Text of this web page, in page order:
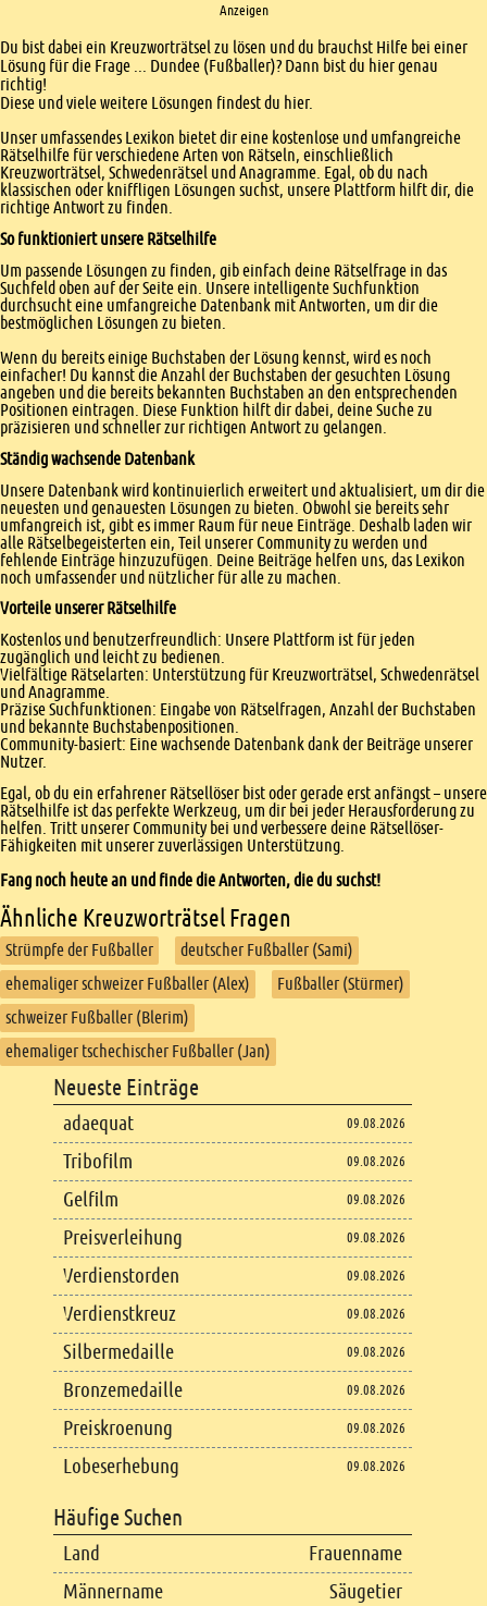
Anzeigen
Einleitung
Du bist dabei ein Kreuzworträtsel zu lösen und du brauchst Hilfe bei einer
Lösung für die Frage ... Dundee (Fußballer)? Dann bist du hier genau
richtig!
Diese und viele weitere Lösungen findest du hier.
Unser umfassendes Lexikon bietet dir eine kostenlose und umfangreiche
Rätselhilfe für verschiedene Arten von Rätseln, einschließlich
Kreuzworträtsel, Schwedenrätsel und Anagramme. Egal, ob du nach
klassischen oder kniffligen Lösungen suchst, unsere Plattform hilft dir, die
richtige Antwort zu finden.
So funktioniert unsere Rätselhilfe
Um passende Lösungen zu finden, gib einfach deine Rätselfrage in das
Suchfeld oben auf der Seite ein. Unsere intelligente Suchfunktion
durchsucht eine umfangreiche Datenbank mit Antworten, um dir die
bestmöglichen Lösungen zu bieten.
Wenn du bereits einige Buchstaben der Lösung kennst, wird es noch
einfacher! Du kannst die Anzahl der Buchstaben der gesuchten Lösung
angeben und die bereits bekannten Buchstaben an den entsprechenden
Positionen eintragen. Diese Funktion hilft dir dabei, deine Suche zu
präzisieren und schneller zur richtigen Antwort zu gelangen.
Ständig wachsende Datenbank
Unsere Datenbank wird kontinuierlich erweitert und aktualisiert, um dir die
neuesten und genauesten Lösungen zu bieten. Obwohl sie bereits sehr
umfangreich ist, gibt es immer Raum für neue Einträge. Deshalb laden wir
alle Rätselbegeisterten ein, Teil unserer Community zu werden und
fehlende Einträge hinzuzufügen. Deine Beiträge helfen uns, das Lexikon
noch umfassender und nützlicher für alle zu machen.
Vorteile unserer Rätselhilfe
Kostenlos und benutzerfreundlich: Unsere Plattform ist für jeden
zugänglich und leicht zu bedienen.
Vielfältige Rätselarten: Unterstützung für Kreuzworträtsel, Schwedenrätsel
und Anagramme.
Präzise Suchfunktionen: Eingabe von Rätselfragen, Anzahl der Buchstaben
und bekannte Buchstabenpositionen.
Community-basiert: Eine wachsende Datenbank dank der Beiträge unserer
Nutzer.
Egal, ob du ein erfahrener Rätsellöser bist oder gerade erst anfängst – unsere
Rätselhilfe ist das perfekte Werkzeug, um dir bei jeder Herausforderung zu
helfen. Tritt unserer Community bei und verbessere deine Rätsellöser-
Fähigkeiten mit unserer zuverlässigen Unterstützung.
Fang noch heute an und finde die Antworten, die du suchst!
Ähnliche Kreuzworträtsel Fragen
Strümpfe der Fußballer
deutscher Fußballer (Sami)
ehemaliger schweizer Fußballer (Alex)
Fußballer (Stürmer)
schweizer Fußballer (Blerim)
ehemaliger tschechischer Fußballer (Jan)
Footer content
Neueste Einträge
adaequat 09.08.2026
Tribofilm 09.08.2026
Gelfilm 09.08.2026
Preisverleihung 09.08.2026
Verdienstorden 09.08.2026
Verdienstkreuz 09.08.2026
Silbermedaille 09.08.2026
Bronzemedaille 09.08.2026
Preiskroenung 09.08.2026
Lobeserhebung 09.08.2026
Häufige Suchen
Land
Frauenname
Männername
Säugetier